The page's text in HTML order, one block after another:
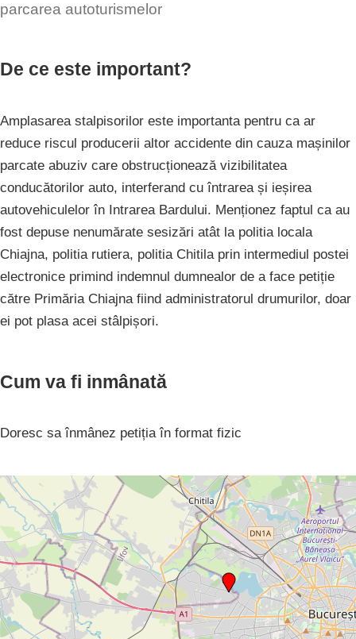
parcarea autoturismelor
De ce este important?
Amplasarea stalpisorilor este importanta pentru ca ar
reduce riscul producerii altor accidente din cauza mașinilor
parcate abuziv care obstrucționează vizibilitatea
conducătorilor auto, interferand cu întrarea și ieșirea
autovehiculelor în Intrarea Bardului. Menționez faptul ca au
fost depuse nenumărate sesizări atât la politia locala
Chiajna, politia rutiera, politia Chitila prin intermediul postei
electronice primind indemnul dumnealor de a face petiție
către Primăria Chiajna fiind administratorul drumurilor, doar
ei pot plasa acei stâlpișori.
Cum va fi inmânată
Doresc sa înmânez petiția în format fizic